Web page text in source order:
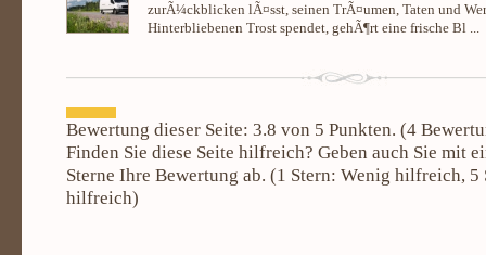
zurÃ¼ckblicken lÃ¤sst, seinen TrÃ¤umen, Taten und
Hinterbliebenen Trost spendet, gehÃ¶rt eine frische Bl ...
Bewertung dieser Seite: 3.8 von 5 Punkten. (4
Finden Sie diese Seite hilfreich? Geben auch Sie mit
Sterne Ihre Bewertung ab. (1 Stern: Wenig hilfreich, 5
hilfreich)